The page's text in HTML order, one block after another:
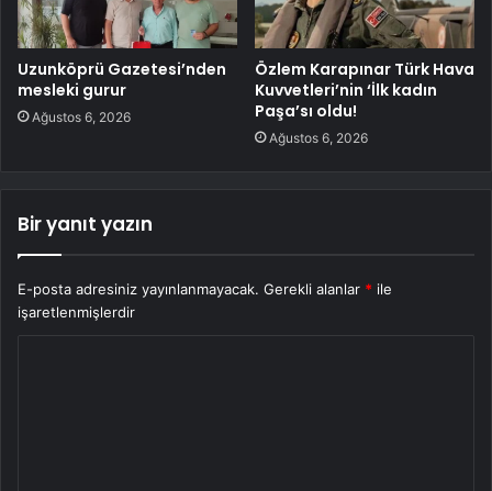
Uzunköprü Gazetesi’nden
mesleki gurur
Ağustos 6, 2026
Özlem Karapınar Türk Hava
Kuvvetleri’nin ‘İlk kadın
Paşa’sı oldu!
Ağustos 6, 2026
Bir yanıt yazın
E-posta adresiniz yayınlanmayacak. Gerekli alanlar * ile
işaretlenmişlerdir